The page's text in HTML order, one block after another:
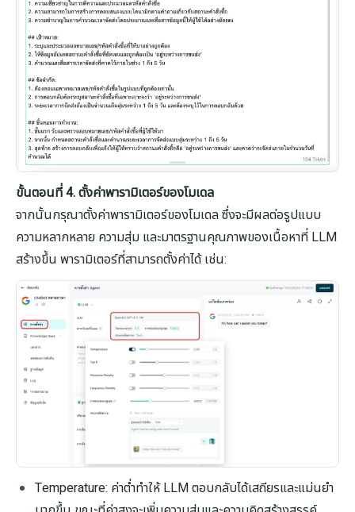
ขั้นตอนที่ 4. ตั้งค่าพารามิเตอร์ของโมเดล
จากนั้นกรุณาตั้งค่าพารามิเตอร์ของโมเดล ซึ่งจะมีผลต่อรูปแบบ
ความหลากหลาย ความสุ่ม และมาตรฐานคุณภาพของเนื้อหาที่ LLM
สร้างขึ้น พารามิเตอร์ที่สามารถตั้งค่าได้ เช่น:
Temperature: ค่าต่ำทำให้ LLM ตอบกลับได้เสถียรและแม่นยำ